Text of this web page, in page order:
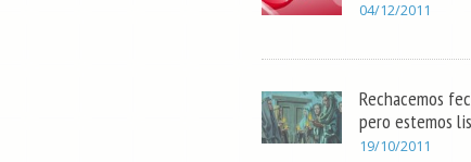
04/12/2011
Rechacemos
pero estemos
19/10/2011